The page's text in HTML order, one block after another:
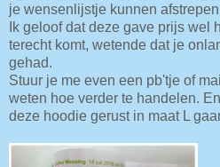
je wensenlijstje kunnen afstrepen
Ik geloof dat deze gave prijs wel
terecht komt, wetende dat je
gehad.
Stuur je me even een pb'tje of
weten hoe verder te handelen.
deze hoodie gerust in maat L